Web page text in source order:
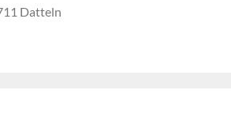
Datteln